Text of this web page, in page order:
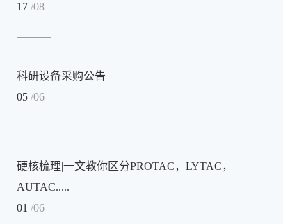
17/08
科研设备采购公告
05/06
硬核梳理|一文教你区分PROTAC，LYTAC，
AUTAC.....
01/06